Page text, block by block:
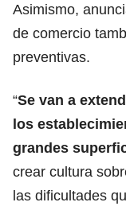
Asimismo,
de comercio
preventivas.
“Se van a
los
grandes
crear cultura
las dificultades